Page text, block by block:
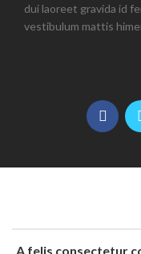
dui laoreet gravida id
vestibulum mattis
A felis consectetur